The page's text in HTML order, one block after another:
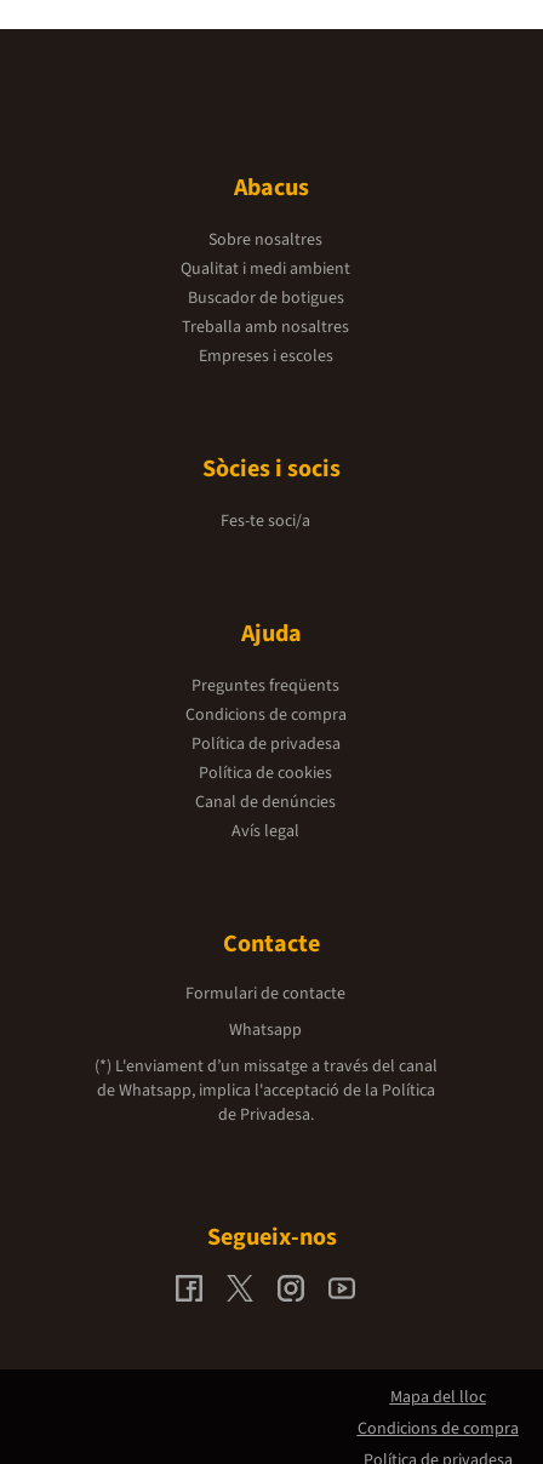
Abacus
Sobre nosaltres
Qualitat i medi ambient
Buscador de botigues
Treballa amb nosaltres
Empreses i escoles
Sòcies i socis
Fes-te soci/a
Ajuda
Preguntes freqüents
Condicions de compra
Política de privadesa
Política de cookies
Canal de denúncies
Avís legal
Contacte
Formulari de contacte
Whatsapp
(*) L'enviament d’un missatge a través del canal
de Whatsapp, implica l'acceptació de la Política
de Privadesa.
Segueix-nos
Mapa del lloc
Condicions de compra